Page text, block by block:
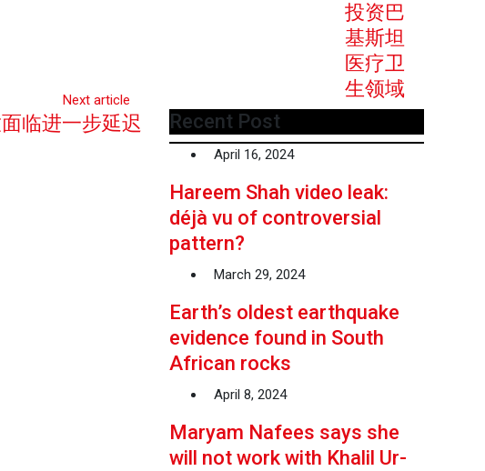
Next article
临进一步延迟
投资巴
基斯坦
医疗卫
生领域
Recent Post
April 16, 2024
Hareem Shah video leak:
déjà vu of controversial
pattern?
March 29, 2024
Earth’s oldest earthquake
evidence found in South
African rocks
April 8, 2024
Maryam Nafees says she
will not work with Khalil Ur-